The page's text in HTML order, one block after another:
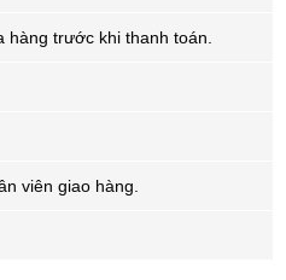
hàng trước khi thanh toán.
viên giao hàng.